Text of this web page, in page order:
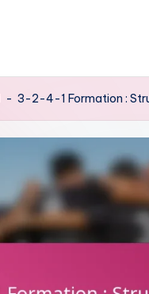
- 3-2-4-1 Formation :